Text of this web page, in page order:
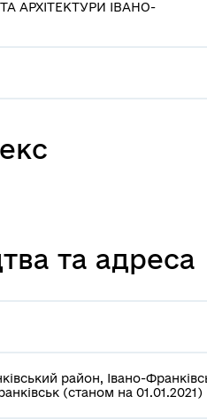
АРХІТЕКТУРИ ІВАНО-
та адреса
район, Івано-
(станом на 01.01.2021)